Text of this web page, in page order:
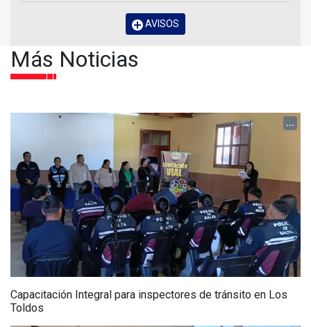
AVISOS
Más Noticias
...
Capacitación Integral para inspectores de tránsito en Los
Toldos